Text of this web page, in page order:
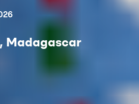
Madagascar